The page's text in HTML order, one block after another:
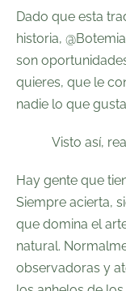
Dado que esta
historia, @Botemia
son
quieres, que le
nadie lo que
Visto así,
Hay gente que
Siempre acierta,
que domina el
natural.
observadoras y